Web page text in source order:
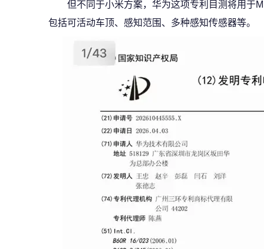
但不同于小米方案，华为这项专利目测将用于
包括可活动车顶、感知范围、多种感知传感器等。